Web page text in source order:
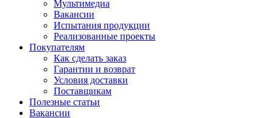
Мультимедиа
Вакансии
Испытания продукции
Реализованные проекты
Покупателям
Как сделать заказ
Гарантии и возврат
Условия доставки
Поставщикам
Полезные статьи
Вакансии